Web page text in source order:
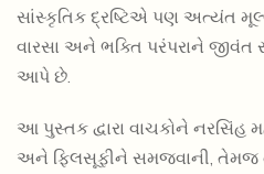
સાંસ્કૃતિક દ્રષ્ટિએ પણ અત્યંત
વારસા અને ભક્તિ પરંપરાને જીવંત
આપે છે.
આ પુસ્તક દ્વારા વાચકોને નરસિંહ
અને ફિલસૂફીને સમજવાની, તેમજ